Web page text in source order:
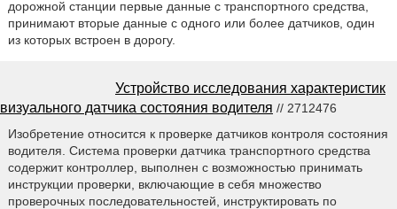
дорожной станции первые данные с транспортного средства,
принимают вторые данные с одного или более датчиков, один
из которых встроен в дорогу.
Устройство исследования характеристик
визуального датчика состояния водителя // 2712476
Изобретение относится к проверке датчиков контроля состояния
водителя. Система проверки датчика транспортного средства
содержит контроллер, выполнен с возможностью принимать
инструкции проверки, включающие в себя множество
проверочных последовательностей, инструктировать по